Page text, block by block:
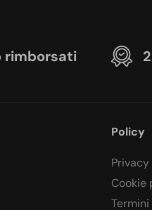
rimborsati
Policy
Cookie